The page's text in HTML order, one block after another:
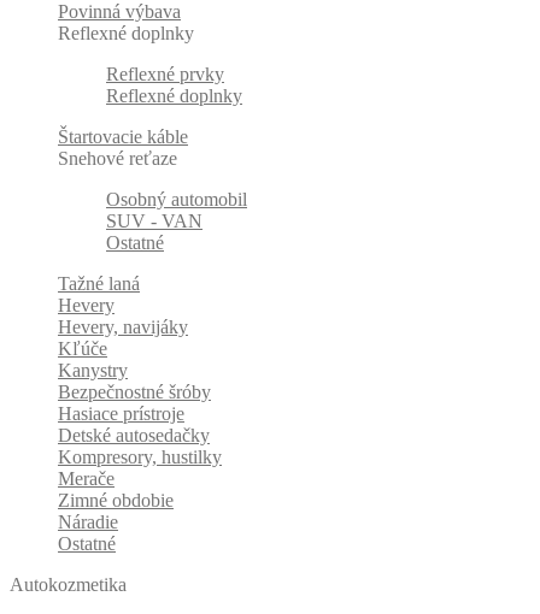
Povinná výbava
Reflexné doplnky
Reflexné prvky
Reflexné doplnky
Štartovacie káble
Snehové reťaze
Osobný automobil
SUV - VAN
Ostatné
Tažné laná
Hevery
Hevery, navijáky
Kľúče
Kanystry
Bezpečnostné šróby
Hasiace prístroje
Detské autosedačky
Kompresory, hustilky
Merače
Zimné obdobie
Náradie
Ostatné
Autokozmetika